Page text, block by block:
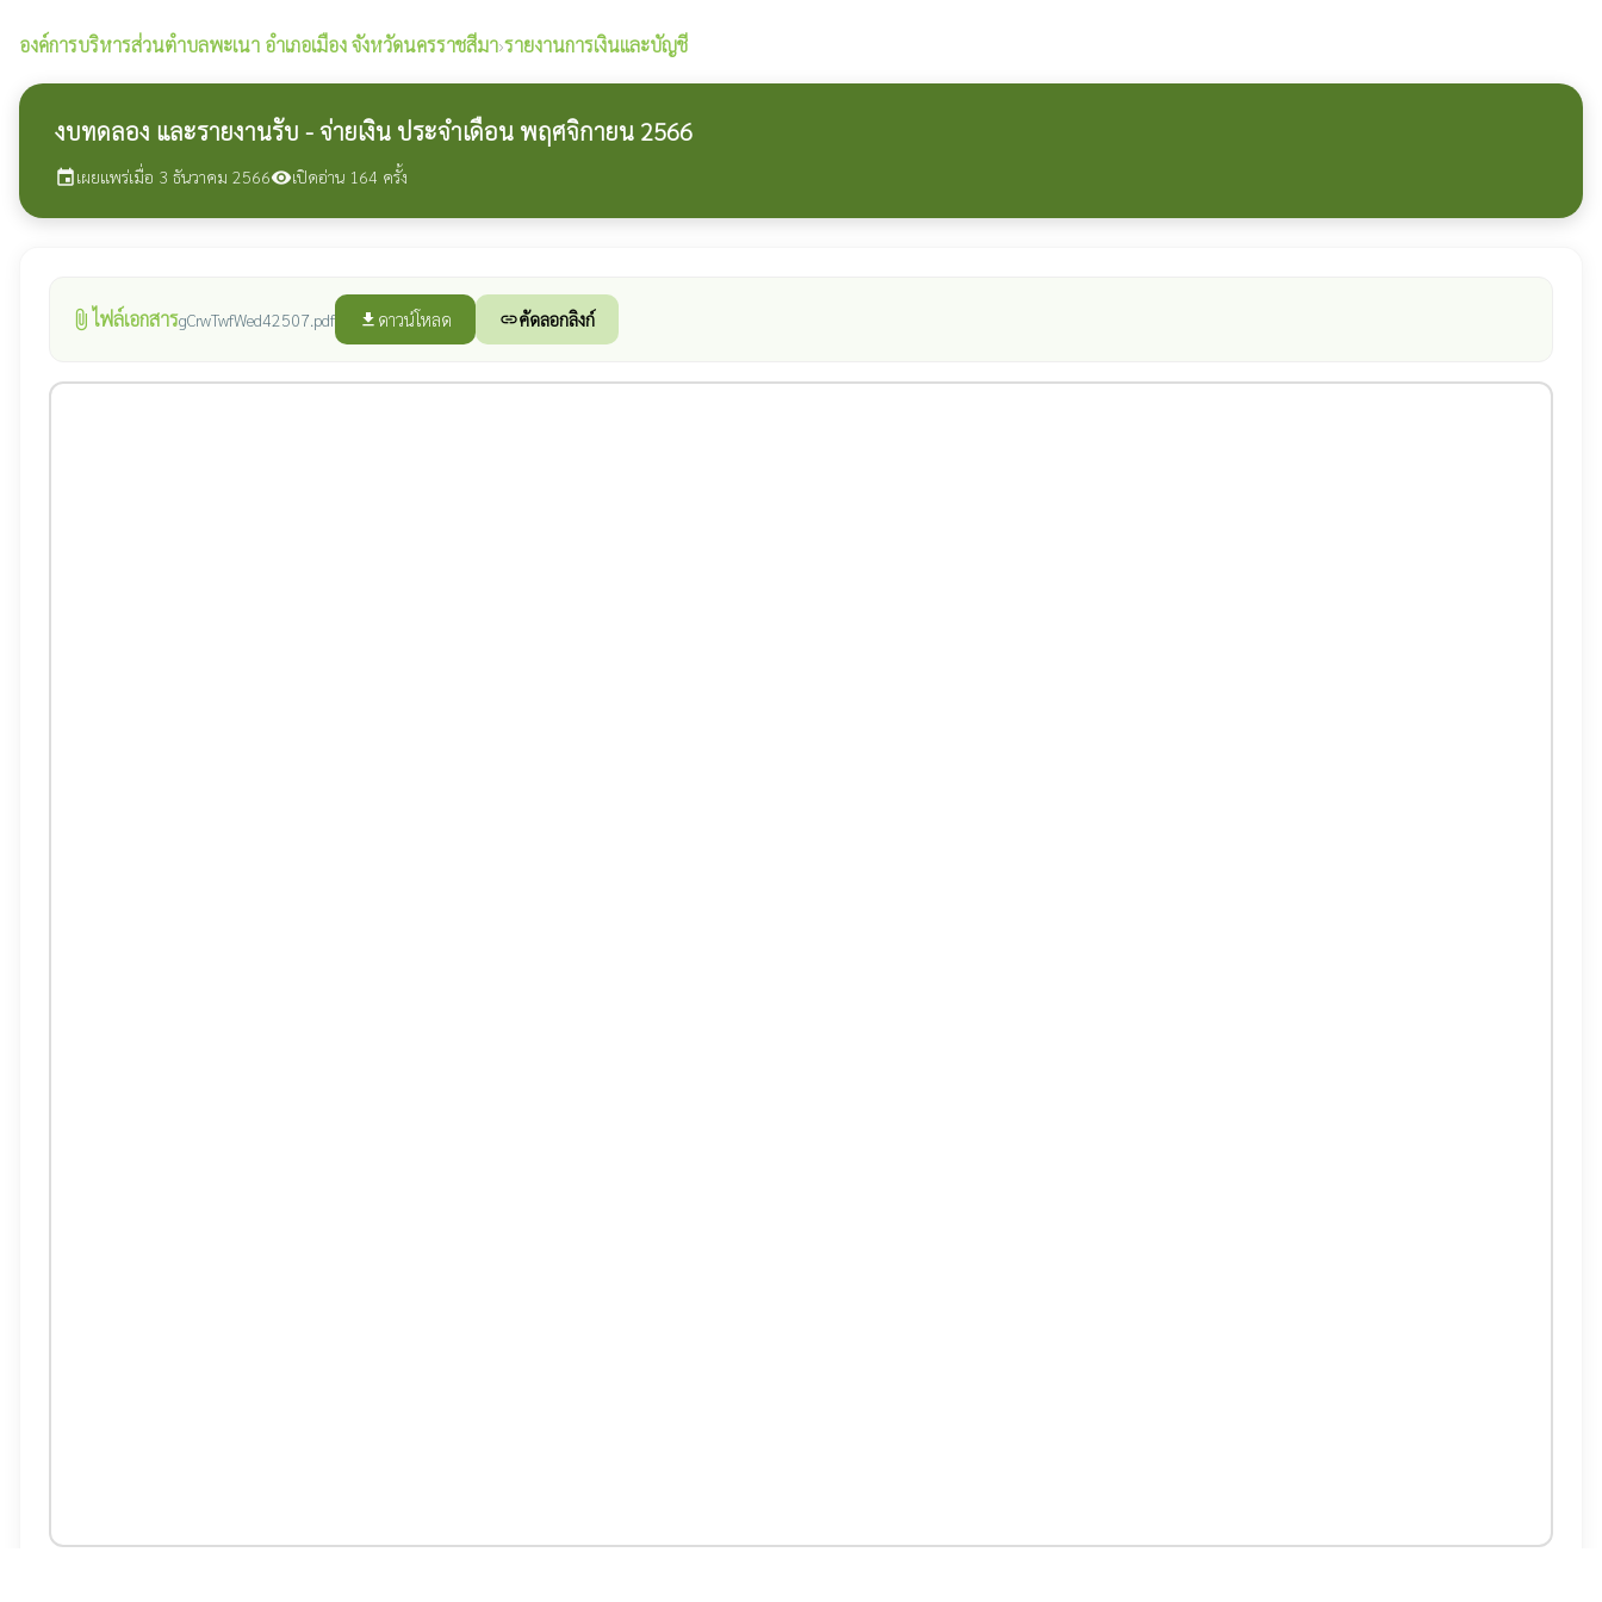
องค์การบริหารส่วนตำบลพะเนา อำเภอเมือง จังหวัดนครราชสีมา›รายงานการเงินและบัญชี
งบทดลอง และรายงานรับ - จ่ายเงิน ประจำเดือน พฤศจิกายน 2566
eventเผยแพร่เมื่อ 3 ธันวาคม 2566visibilityเปิดอ่าน 164 ครั้ง
attach_file ไฟล์เอกสารgCrwTwfWed42507.pdf file_download ดาวน์โหลด linkคัดลอกลิงก์